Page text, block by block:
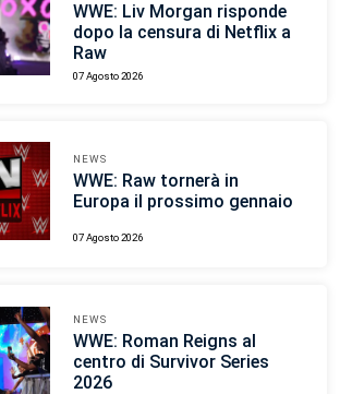
WWE: Liv Morgan risponde
dopo la censura di Netflix a
Raw
07 Agosto 2026
NEWS
WWE: Raw tornerà in
Europa il prossimo gennaio
07 Agosto 2026
NEWS
WWE: Roman Reigns al
centro di Survivor Series
2026